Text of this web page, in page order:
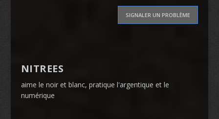
SIGNALER UN PROBLÈME
NITREES
aime le noir et blanc, pratique l'argentique et le
numérique